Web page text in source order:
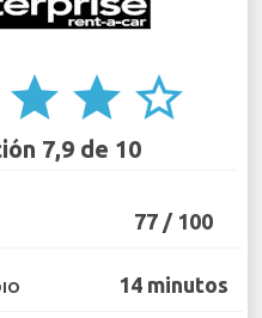
star star star_border
7,9 de 10
77 / 100
14 minutos